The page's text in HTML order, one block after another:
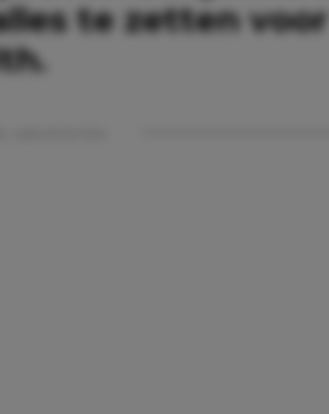
te zetten voor